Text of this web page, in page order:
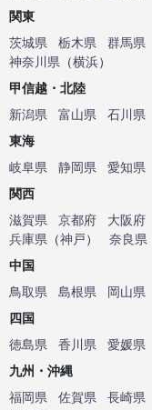
関東
茨城県
栃木県 群馬県
神奈川県 （横浜）
甲信越・北陸
新潟県
富山県 石川県
東海
岐阜県
静岡県 愛知県
関西
滋賀県
京都府 大阪府
兵庫県 （神戸） 奈良県
中国
鳥取県
島根県 岡山県
四国
徳島県
香川県 愛媛県
九州・沖縄
福岡県
佐賀県 長崎県